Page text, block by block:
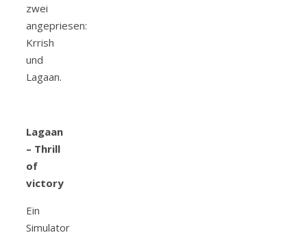
zwei
angepriesen:
Krrish
und
Lagaan.
Lagaan
– Thrill
of
victory
Ein
Simulator